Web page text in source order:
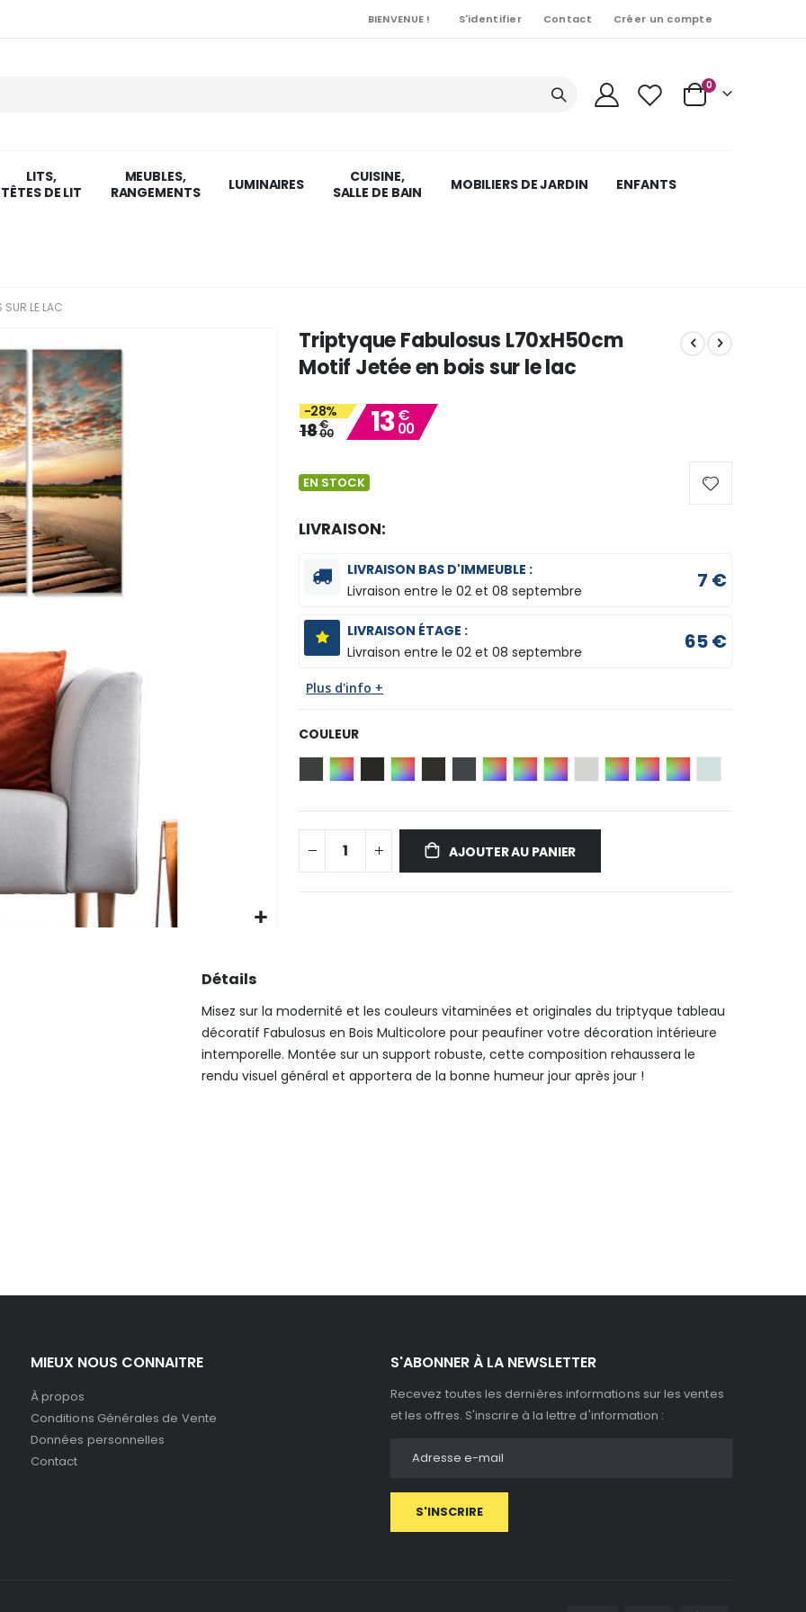
BIENVENUE ! S'identifier Contact Créer un compte
Cart
0Articles
LITS,
TÊTES DE LIT
MEUBLES,
RANGEMENTS
LUMINAIRES
CUISINE,
SALLE DE BAIN
MOBILIERS DE JARDIN ENFANTS
LE LAC
Triptyque Fabulosus L70xH50cm
Motif Jetée en bois sur le lac
-28%
18€
00 13€
00
EN STOCK
LIVRAISON:
LIVRAISON BAS D'IMMEUBLE :
Livraison entre le02 et 08 septembre 7 €
LIVRAISON ÉTAGE :
Livraison entre le02 et 08 septembre 65 €
Plus d'info +
COULEUR
AJOUTER AU PANIER
Détails
Misez sur la modernité et les couleurs vitaminées et originales du triptyque tableau
décoratif Fabulosus en Bois Multicolore pour peaufiner votre décoration intérieure
intemporelle. Montée sur un support robuste, cette composition rehaussera le
rendu visuel général et apportera de la bonne humeur jour après jour !
MIEUX NOUS CONNAITRE
À propos
Conditions Générales de Vente
Données personnelles
Contact
S'ABONNER À LA NEWSLETTER
Recevez toutes les dernières informations sur les ventes
et les offres. S'inscrire à la lettre d'information :
S'INSCRIRE